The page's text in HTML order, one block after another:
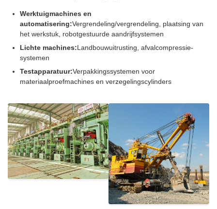
Werktuigmachines en
automatisering:Vergrendeling/vergrendeling, plaatsing van
het werkstuk, robotgestuurde aandrijfsystemen
Lichte machines:Landbouwuitrusting, afvalcompressie-
systemen
Testapparatuur:Verpakkingssystemen voor
materiaalproefmachines en verzegelingscylinders